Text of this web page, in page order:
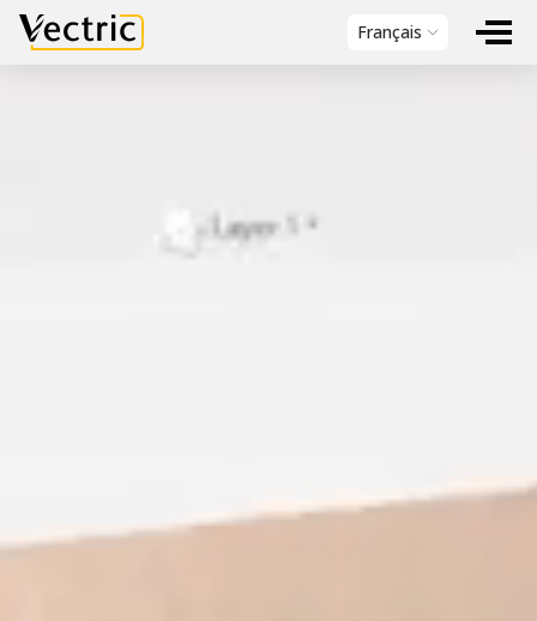
Vectric Français